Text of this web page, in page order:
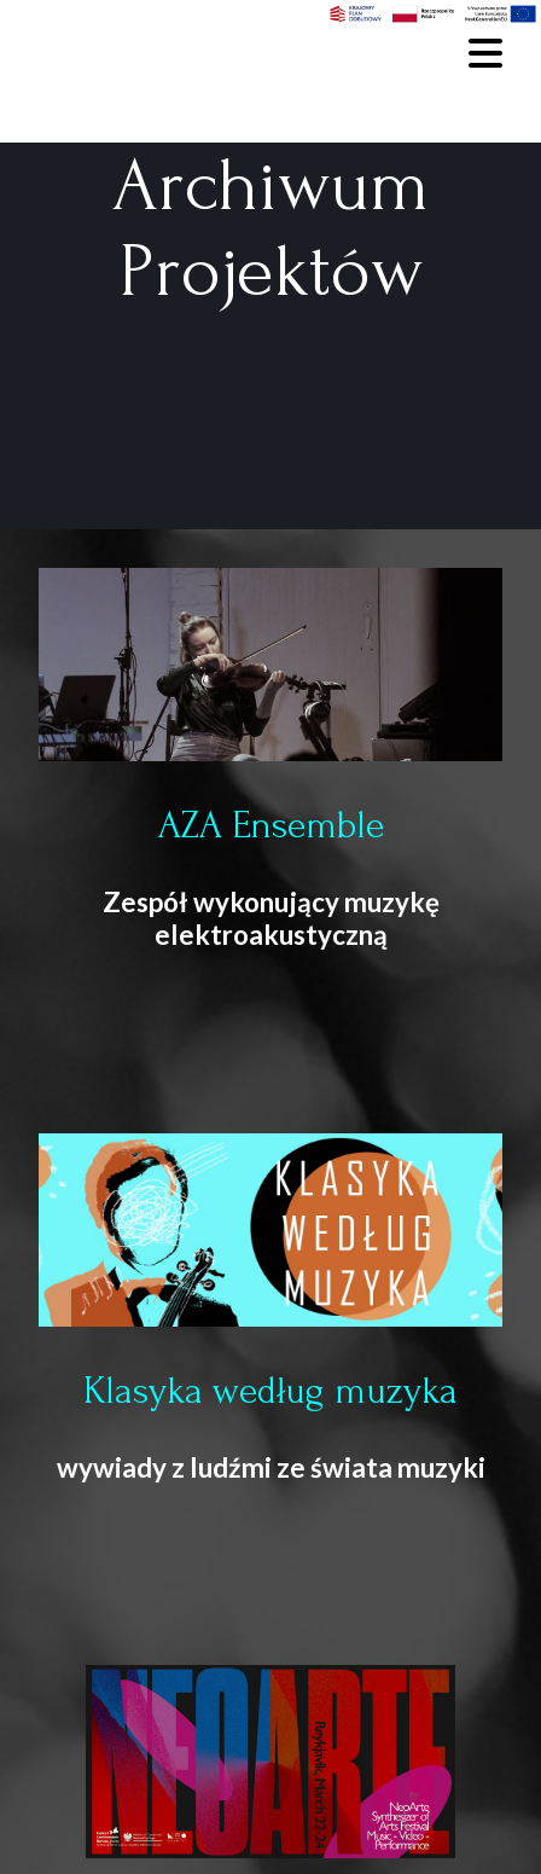
Archiwum
Projektów
AZA Ensemble
Zespół wykonujący muzykę
elektroakustyczną
Klasyka według muzyka
wywiady z ludźmi ze świata muzyki